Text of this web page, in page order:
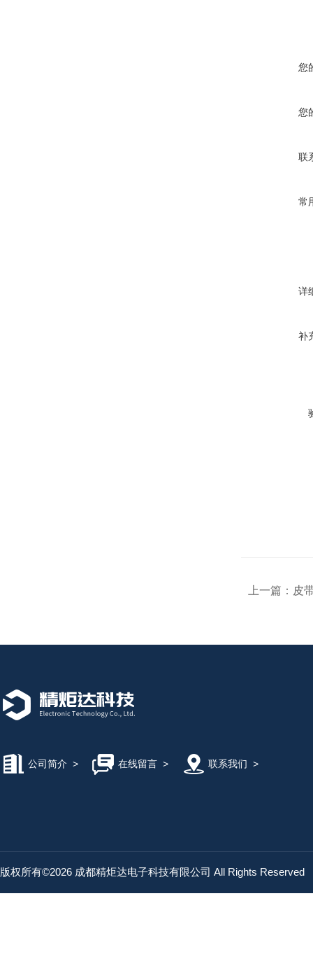
您
您
联
常
详
补
上一篇： 皮
公司简介 > 在线留言> 联系我们 >
版权所有©2026 成都精炬达电子科技有限公司 All Rights Reserved